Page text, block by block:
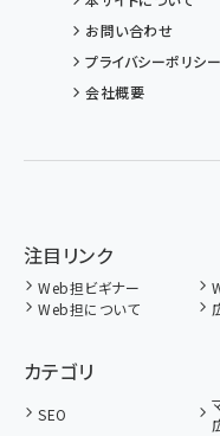
お問い合わせ
プライバシーポリシー
会社概要
注目リンク
Web担ビギナー
Web担について
カテゴリ
SEO